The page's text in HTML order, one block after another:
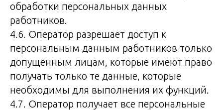
обработки персональных данных
работников.
4.6. Оператор разрешает доступ к
персональным данным работников только
допущенным лицам, которые имеют право
получать только те данные, которые
необходимы для выполнения их функций.
4.7. Оператор получает все персональные